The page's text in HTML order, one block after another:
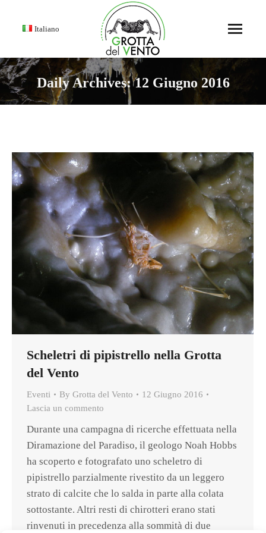
Italiano
Daily Archives:12 Giugno 2016
Scheletri di pipistrello nella Grotta
del Vento
Eventi By Grotta del Vento
12 Giugno 2016
Lascia un commento
Durante una campagna di ricerche effettuata nella
Diramazione del Paradiso, il geologo Noah Hobbs
ha scoperto e fotografato uno scheletro di
pipistrello parzialmente rivestito da un leggero
strato di calcite che lo salda in parte alla colata
sottostante. Altri resti di chirotteri erano stati
rinvenuti in precedenza alla sommità di due